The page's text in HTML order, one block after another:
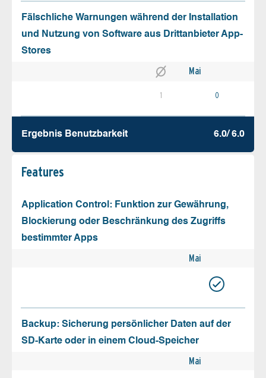
Fälschliche Warnungen während der Installation
und Nutzung von Software aus Drittanbieter App-
Stores
Mai
1 0
Ergebnis Benutz­barkeit 6.0/ 6.0
Features
Application Control: Funktion zur Gewährung,
Blockierung oder Beschränkung des Zugriffs
bestimmter Apps
Mai
Backup: Sicherung persönlicher Daten auf der
SD-Karte oder in einem Cloud-Speicher
Mai